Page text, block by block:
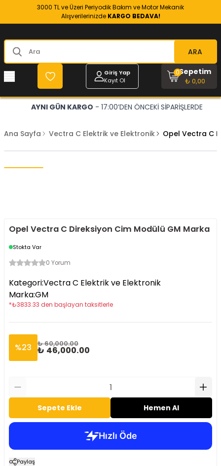
3000 TL ve Üzeri Periyodik Bakım ve Motor Mekanik
Alışverilerinizde KARGO BEDAVA!
ARA
Giriş Yap
Kayıt Ol
Sepetim
₺ 0,00
0
AYNI GÜN KARGO - 17:00’DEN ÖNCEKİ SİPARİŞLERDE
Ana Sayfa Vectra C Elektrik ve Elektronik Opel Vectra C
Opel Vectra C Direksiyon Cim Modülü GM Marka
Stokta Var
0 Yorum
Kategori:Vectra C Elektrik ve Elektronik
Marka:GM
*₺3833.33 den başlayan taksitlerle
%23 ₺ 60,000.00
₺ 46,000.00
Sepete Ekle Hemen Al
Paylaş